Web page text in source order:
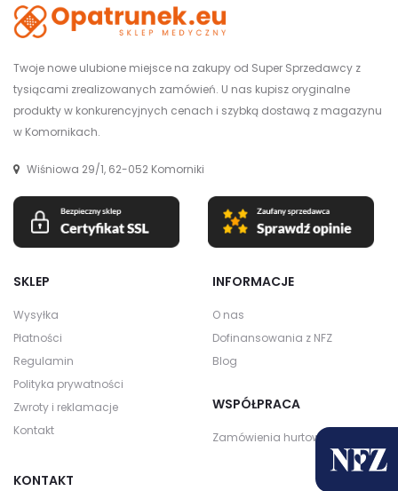
Twoje nowe ulubione miejsce na zakupy od Super Sprzedawcy z
tysiącami zrealizowanych zamówień. U nas kupisz oryginalne
produkty w konkurencyjnych cenach i szybką dostawą z magazynu
w Komornikach.
Wiśniowa 29/1, 62-052 Komorniki
SKLEP
Wysyłka
Płatności
Regulamin
Polityka prywatności
Zwroty i reklamacje
Kontakt
INFORMACJE
O nas
Dofinansowania z NFZ
Blog
WSPÓŁPRACA
Zamówienia hurtowe
KONTAKT